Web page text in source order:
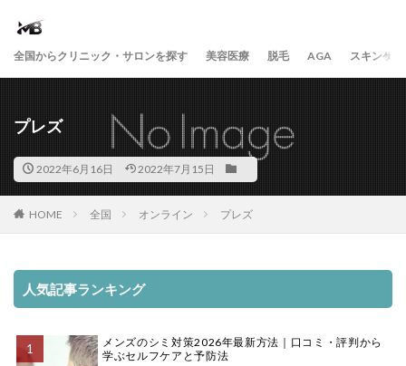
全国からクリニック・サロンを探す 美容医療 脱毛 AGA スキンケア
プレズ
2022年6月16日 2022年7月15日
HOME 全国 オンライン プレズ
人気記事ランキング
メンズのシミ対策2026年最新方法｜口コミ・評判から
学ぶセルフケアと予防法